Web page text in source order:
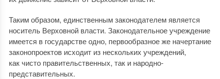
Таким образом, единственным законодателем является
носитель Верховной власти. Законодательное учреждение
имеется в государстве одно, первообразное же начертание
законопроектов исходит из нескольких учреждений,
как чисто правительственных, так и народно-
представительных.